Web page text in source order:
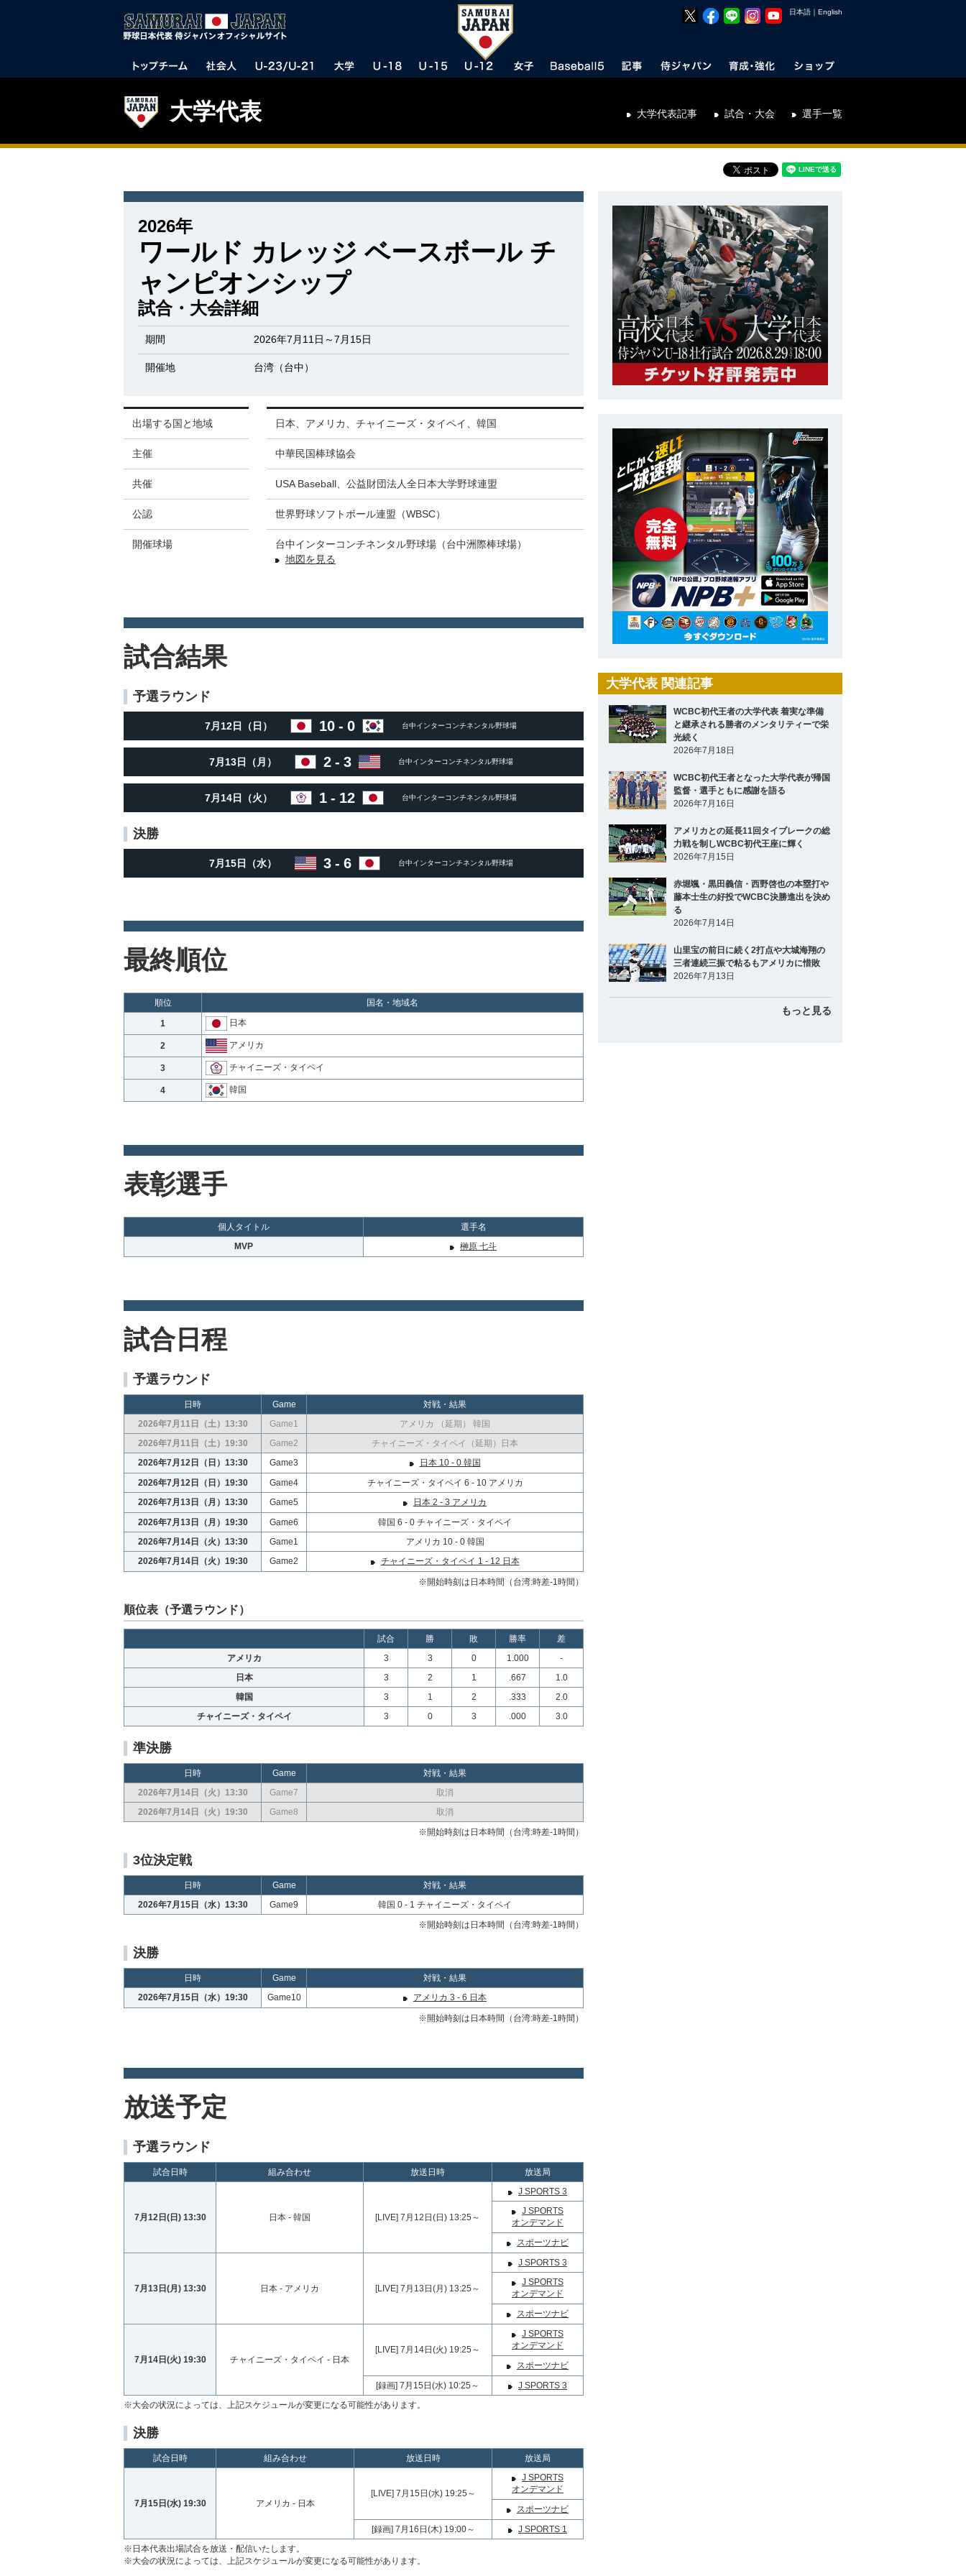
日本語 ｜ English
大学代表 大学代表記事 試合・大会 選手一覧
2026年
ワールド カレッジ ベースボール チ
ャンピオンシップ
試合・大会詳細
期間 2026年7月11日～7月15日
開催地 台湾（台中）
出場する国と地域 日本、アメリカ、チャイニーズ・タイペイ、韓国
主催 中華民国棒球協会
共催 USA Baseball、公益財団法人全日本大学野球連盟
公認 世界野球ソフトボール連盟（WBSC）
開催球場
台中インターコンチネンタル野球場（台中洲際棒球場）
地図を見る
試合結果
予選ラウンド
7月12日（日） 10 - 0 台中インターコンチネンタル野球場
7月13日（月） 2 - 3 台中インターコンチネンタル野球場
7月14日（火） 1 - 12 台中インターコンチネンタル野球場
決勝
7月15日（水） 3 - 6 台中インターコンチネンタル野球場
最終順位
順位 国名・地域名
1 日本
2 アメリカ
3 チャイニーズ・タイペイ
4 韓国
表彰選手
個人タイトル
選手名
MVP
榊原 七斗
試合日程
予選ラウンド
日時 Game
対戦・結果
2026年7月11日（土）13:30
Game1
アメリカ （延期） 韓国
2026年7月11日（土）19:30
Game2
チャイニーズ・タイペイ（延期）日本
2026年7月12日（日）13:30
Game3
日本 10 - 0 韓国
2026年7月12日（日）19:30
Game4
チャイニーズ・タイペイ 6 - 10 アメリカ
2026年7月13日（月）13:30
Game5
日本 2 - 3 アメリカ
2026年7月13日（月）19:30
Game6
韓国 6 - 0 チャイニーズ・タイペイ
2026年7月14日（火）13:30
Game1
アメリカ 10 - 0 韓国
2026年7月14日（火）19:30
Game2 チャイニーズ・タイペイ 1 - 12 日本
※開始時刻は日本時間（台湾:時差-1時間）
順位表（予選ラウンド）
試合 勝 敗 勝率
差
アメリカ
3 3 0 1.000
-
日本
3 2 1 .667
1.0
韓国
3 1 2 .333
2.0
チャイニーズ・タイペイ
3 0 3 .000 3.0
準決勝
日時 Game
対戦・結果
2026年7月14日（火）13:30
Game7
取消
2026年7月14日（火）19:30
Game8
取消
※開始時刻は日本時間（台湾:時差-1時間）
3位決定戦
日時 Game
対戦・結果
2026年7月15日（水）13:30
Game9
韓国 0 - 1 チャイニーズ・タイペイ
※開始時刻は日本時間（台湾:時差-1時間）
決勝
日時 Game
対戦・結果
2026年7月15日（水）19:30
Game10 アメリカ 3 - 6 日本
※開始時刻は日本時間（台湾:時差-1時間）
放送予定
予選ラウンド
試合日時 組み合わせ 放送日時 放送局
7月12日(日) 13:30 日本 - 韓国 [LIVE] 7月12日(日) 13:25～
J SPORTS 3
J SPORTS
オンデマンド
スポーツナビ
7月13日(月) 13:30 日本 - アメリカ [LIVE] 7月13日(月) 13:25～
J SPORTS 3
J SPORTS
オンデマンド
スポーツナビ
7月14日(火) 19:30 チャイニーズ・タイペイ - 日本
[LIVE] 7月14日(火) 19:25～
J SPORTS
オンデマンド
スポーツナビ
[録画] 7月15日(水) 10:25～
J SPORTS 3
※大会の状況によっては、上記スケジュールが変更になる可能性があります。
決勝
試合日時 組み合わせ 放送日時 放送局
7月15日(水) 19:30 アメリカ - 日本
[LIVE] 7月15日(水) 19:25～
J SPORTS
オンデマンド
スポーツナビ
[録画] 7月16日(木) 19:00～
J SPORTS 1
※日本代表出場試合を放送・配信いたします。
※大会の状況によっては、上記スケジュールが変更になる可能性があります。
大学代表 関連記事
WCBC初代王者の大学代表 着実な準備
と継承される勝者のメンタリティーで栄
光続く
2026年7月18日
WCBC初代王者となった大学代表が帰国
監督・選手ともに感謝を語る
2026年7月16日
アメリカとの延長11回タイブレークの総
力戦を制しWCBC初代王座に輝く
2026年7月15日
赤堀颯・黒田義信・西野啓也の本塁打や
藤本士生の好投でWCBC決勝進出を決め
る
2026年7月14日
山里宝の前日に続く2打点や大城海翔の
三者連続三振で粘るもアメリカに惜敗
2026年7月13日
もっと見る